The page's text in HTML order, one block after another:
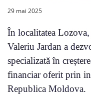
29 mai 2025
În localitatea
Valeriu Jardan a
specializată în
financiar oferit prin
Republica Moldova.